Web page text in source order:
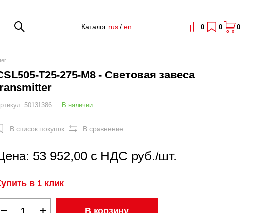
Каталог rus/ en 0 0 0
T25-275-M8 - Световая завеса
50131386 В наличии
В список покупок В сравнение
53 952,00 с НДС руб./шт.
в 1 клик
В корзину